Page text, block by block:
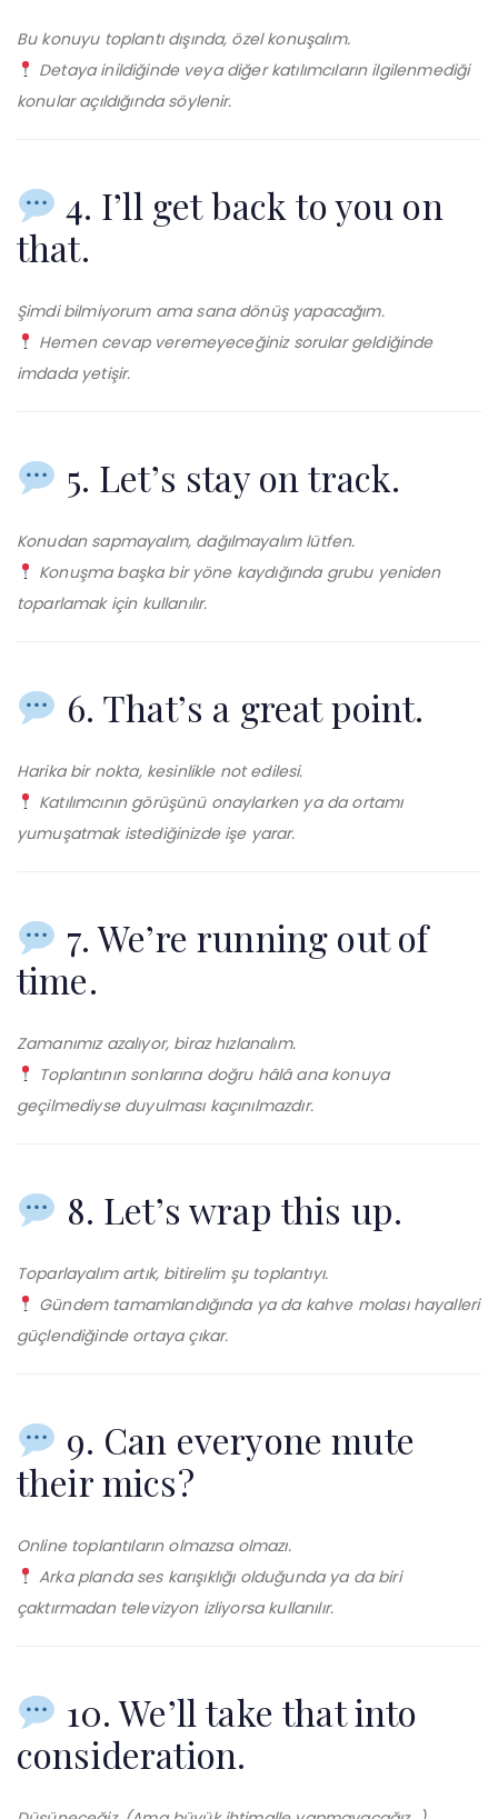
Bu konuyu toplantı dışında, özel konuşalım.
Detaya inildiğinde veya diğer katılımcıların ilgilenmediği
konular açıldığında söylenir.
4. I’ll get back to you on
that.
Şimdi bilmiyorum ama sana dönüş yapacağım.
Hemen cevap veremeyeceğiniz sorular geldiğinde
imdada yetişir.
5. Let’s stay on track.
Konudan sapmayalım, dağılmayalım lütfen.
Konuşma başka bir yöne kaydığında grubu yeniden
toparlamak için kullanılır.
6. That’s a great point.
Harika bir nokta, kesinlikle not edilesi.
Katılımcının görüşünü onaylarken ya da ortamı
yumuşatmak istediğinizde işe yarar.
7. We’re running out of
time.
Zamanımız azalıyor, biraz hızlanalım.
Toplantının sonlarına doğru hâlâ ana konuya
geçilmediyse duyulması kaçınılmazdır.
8. Let’s wrap this up.
Toparlayalım artık, bitirelim şu toplantıyı.
Gündem tamamlandığında ya da kahve molası hayalleri
güçlendiğinde ortaya çıkar.
9. Can everyone mute
their mics?
Online toplantıların olmazsa olmazı.
Arka planda ses karışıklığı olduğunda ya da biri
çaktırmadan televizyon izliyorsa kullanılır.
10. We’ll take that into
consideration.